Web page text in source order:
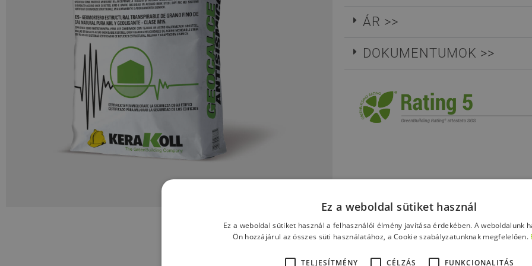
ÁR >>
DOKUMENTUMOK >>
Ez a weboldal sütiket használ
Ez a weboldal sütiket használ a felhasználói élmény javítása érdekében. A weboldalunk
Ön hozzájárul az összes süti használatához, a Cookie szabályzatunknak megfelelően.
TELJESÍTMÉNY CÉLZÁS FUNKCIONALITÁS